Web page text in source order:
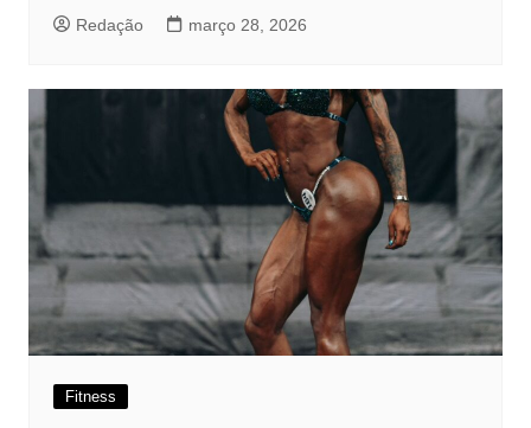
Redação março 28, 2026
Fitness